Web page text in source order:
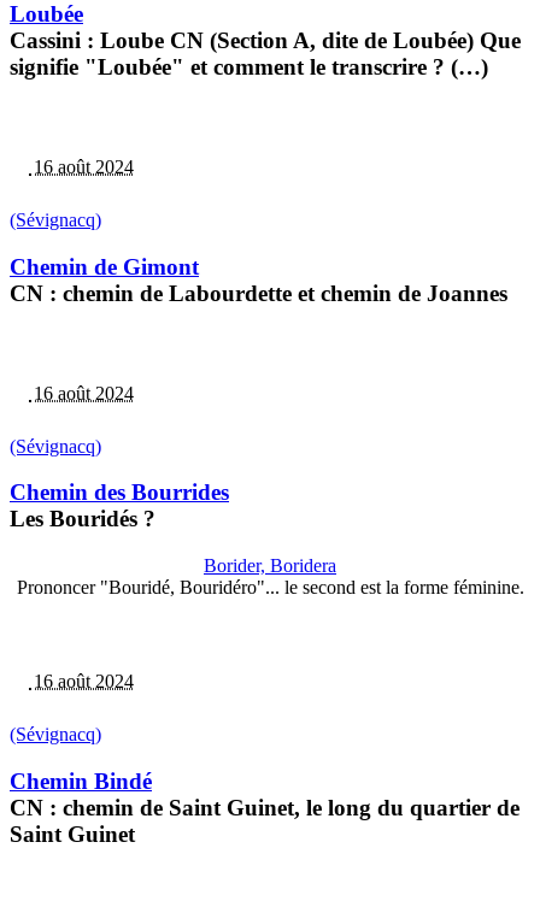
Loubée
Cassini : Loube CN (Section A, dite de Loubée) Que
signifie "Loubée" et comment le transcrire ? (…)
16 août 2024
(Sévignacq)
Chemin de Gimont
CN : chemin de Labourdette et chemin de Joannes
16 août 2024
(Sévignacq)
Chemin des Bourrides
Les Bouridés ?
Borider, Boridera
Prononcer "Bouridé, Bouridéro"... le second est la forme féminine.
16 août 2024
(Sévignacq)
Chemin Bindé
CN : chemin de Saint Guinet, le long du quartier de
Saint Guinet